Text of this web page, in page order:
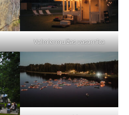
Valmiermuižas vasarnīca